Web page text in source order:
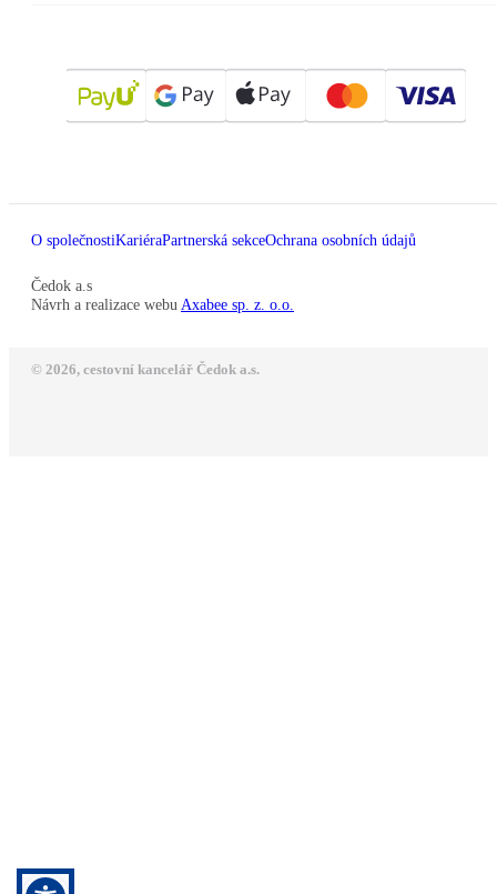
O společnostiKariéraPartnerská sekceOchrana osobních údajů
Čedok a.s
Návrh a realizace webu Axabee sp. z. o.o.
© 2026, cestovní kancelář Čedok a.s.